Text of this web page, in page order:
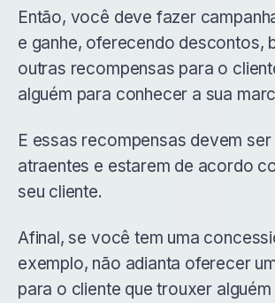
Então, você deve fazer
e ganhe, oferecendo descontos,
outras recompensas para o
alguém para conhecer a sua
E essas recompensas devem
atraentes e estarem de acordo
seu cliente.
Afinal, se você tem uma
exemplo, não adianta oferecer
para o cliente que trouxer